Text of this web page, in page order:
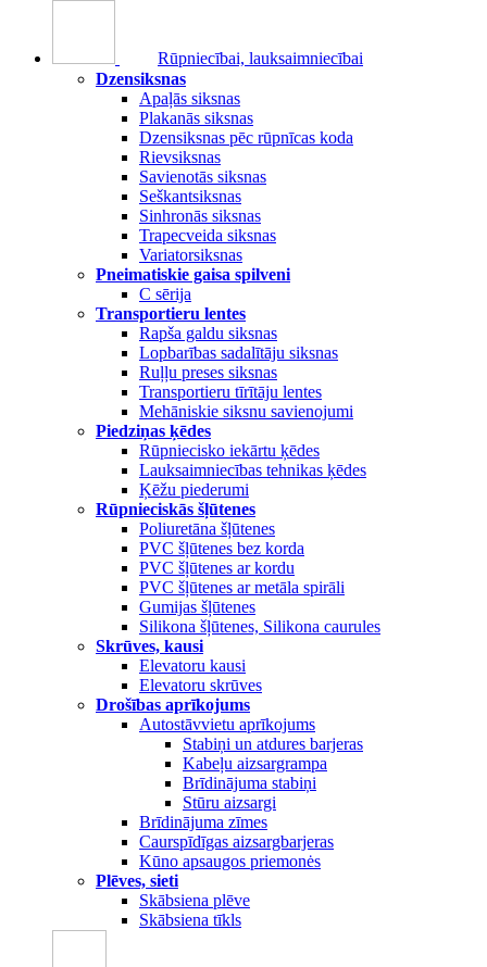
Rūpniecībai, lauksaimniecībai
Dzensiksnas
Apaļās siksnas
Plakanās siksnas
Dzensiksnas pēc rūpnīcas koda
Rievsiksnas
Savienotās siksnas
Seškantsiksnas
Sinhronās siksnas
Trapecveida siksnas
Variatorsiksnas
Pneimatiskie gaisa spilveni
C sērija
Transportieru lentes
Rapša galdu siksnas
Lopbarības sadalītāju siksnas
Ruļļu preses siksnas
Transportieru tīrītāju lentes
Mehāniskie siksnu savienojumi
Piedziņas ķēdes
Rūpniecisko iekārtu ķēdes
Lauksaimniecības tehnikas ķēdes
Ķēžu piederumi
Rūpnieciskās šļūtenes
Poliuretāna šļūtenes
PVC šļūtenes bez korda
PVC šļūtenes ar kordu
PVC šļūtenes ar metāla spirāli
Gumijas šļūtenes
Silikona šļūtenes, Silikona caurules
Skrūves, kausi
Elevatoru kausi
Elevatoru skrūves
Drošības aprīkojums
Autostāvvietu aprīkojums
Stabiņi un atdures barjeras
Kabeļu aizsargrampa
Brīdinājuma stabiņi
Stūru aizsargi
Brīdinājuma zīmes
Caurspīdīgas aizsargbarjeras
Kūno apsaugos priemonės
Plēves, sieti
Skābsiena plēve
Skābsiena tīkls